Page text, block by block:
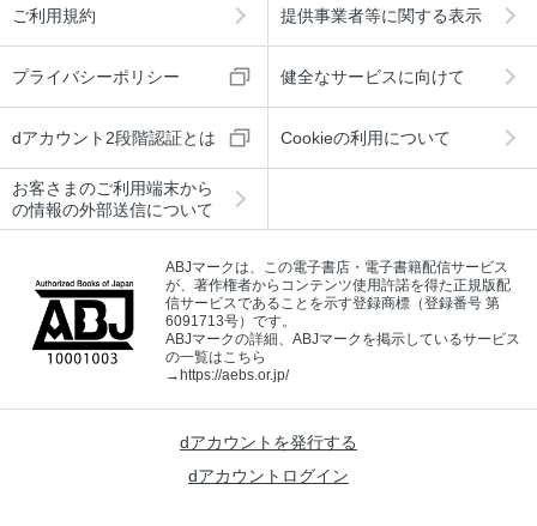
ご利用規約 提供事業者等に関する表示
プライバシーポリシー 健全なサービスに向けて
dアカウント2段階認証とは Cookieの利用について
お客さまのご利用端末から
の情報の外部送信について
ABJマークは、この電子書店・電子書籍配信サービス
が、著作権者からコンテンツ使用許諾を得た正規版配
信サービスであることを示す登録商標（登録番号 第
6091713号）です。
ABJマークの詳細、ABJマークを掲示しているサービス
の一覧はこちら
→ https://aebs.or.jp/
dアカウントを発行する
dアカウントログイン